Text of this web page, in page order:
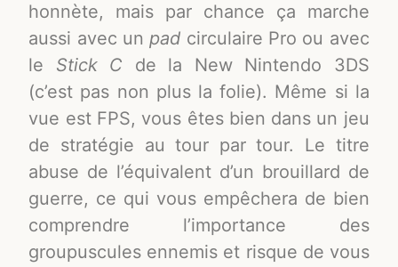
honnète, mais par chance ça marche
aussi avec unpad circulaire Pro ou avec
le Stick C de la New Nintendo 3DS
(c’est pas non plus la folie). Même si la
vue est FPS, vous êtes bien dans un jeu
de stratégie au tour par tour. Le titre
abuse de l’équivalent d’un brouillard de
guerre, ce qui vous empêchera de bien
comprendre l’importance des
groupuscules ennemis et risque de vous